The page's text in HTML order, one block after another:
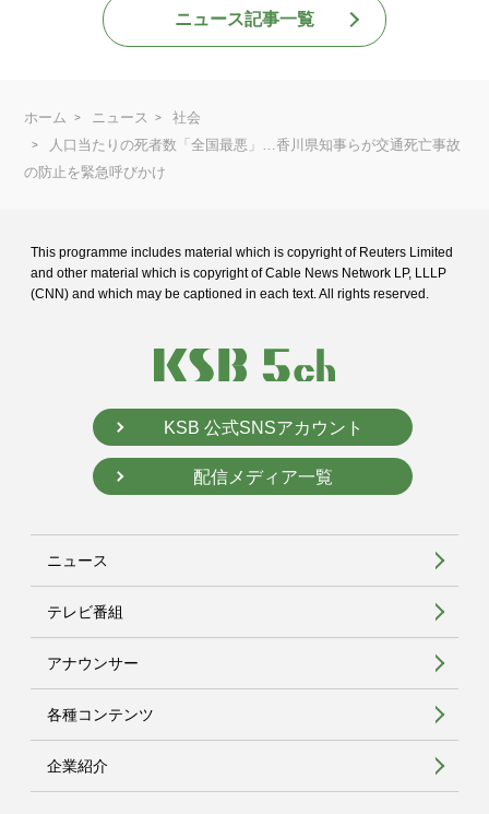
ニュース記事一覧
ホーム ニュース
社会
人口当たりの死者数「全国最悪」…香川県知事らが交通死亡事故
の防止を緊急呼びかけ
This programme includes material which is copyright of Reuters Limited
and other material which is copyright of Cable News Network LP, LLLP
(CNN) and which may be captioned in each text. All rights reserved.
KSB 公式SNSアカウント
配信メディア一覧
ニュース
テレビ番組
アナウンサー
各種コンテンツ
企業紹介